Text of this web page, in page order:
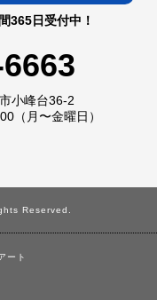
365日受付中！
小峰台36-2
（月〜金曜日）
Reserved.
ート